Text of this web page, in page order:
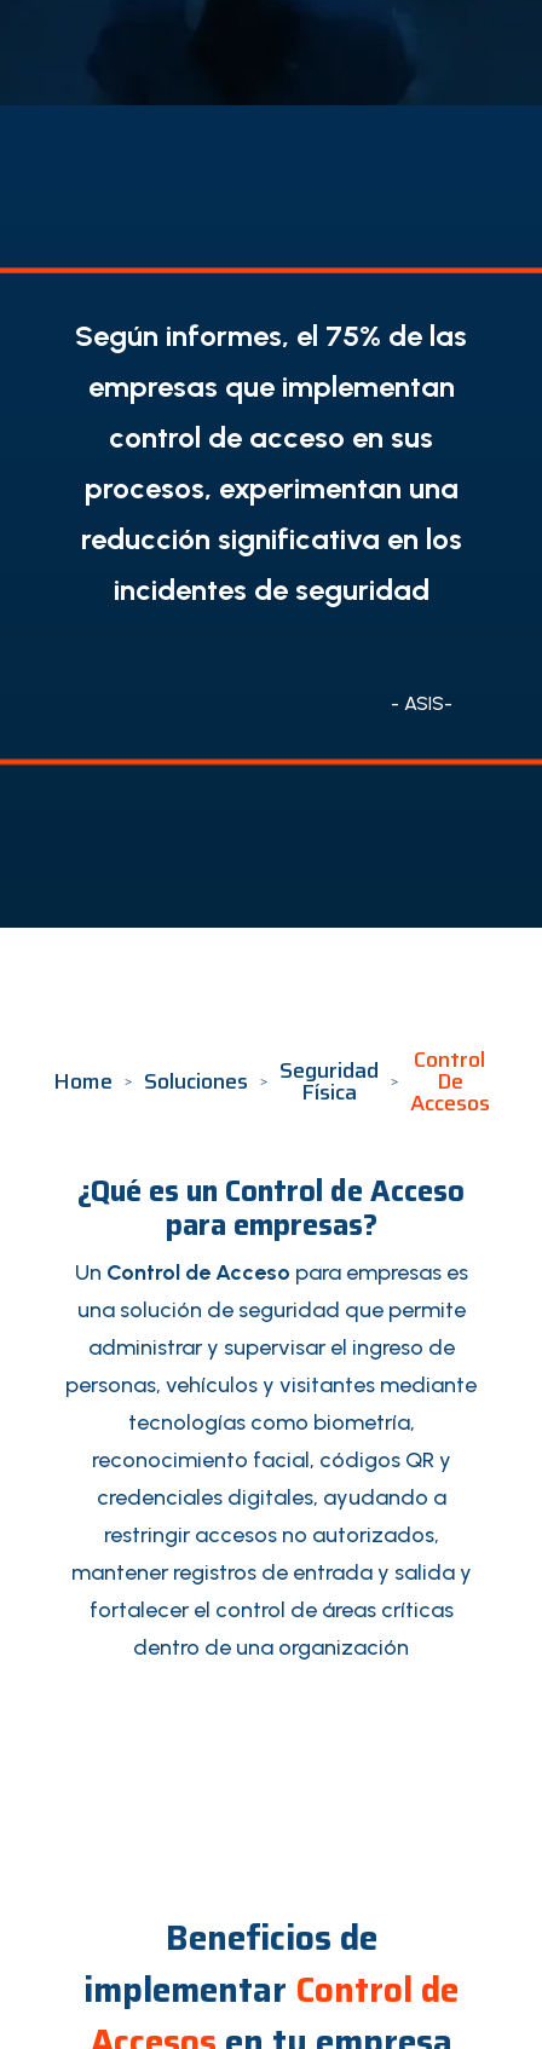
Según informes, el 75% de las
empresas que implementan
control de acceso en sus
procesos, experimentan una
reducción significativa en los
incidentes de seguridad
- ASIS-
Home Soluciones Seguridad
Física
Control
De
Accesos
¿Qué es un Control de Acceso
para empresas?
Un Control de Acceso para empresas es
una solución de seguridad que permite
administrar y supervisar el ingreso de
personas, vehículos y visitantes mediante
tecnologías como biometría,
reconocimiento facial, códigos QR y
credenciales digitales, ayudando a
restringir accesos no autorizados,
mantener registros de entrada y salida y
fortalecer el control de áreas críticas
dentro de una organización
Beneficios de
implementar Control de